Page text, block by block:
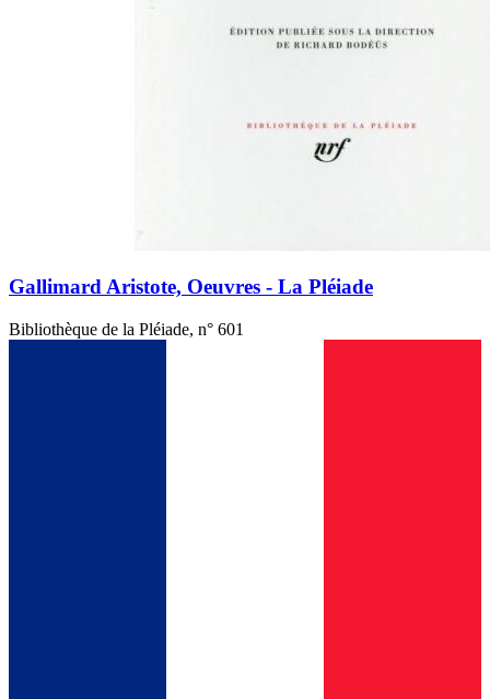
Gallimard Aristote, Oeuvres - La Pléiade
Bibliothèque de la Pléiade, n° 601